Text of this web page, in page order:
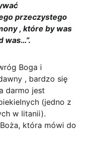
przeczystego
, które by was
was…”.
Boga i
, bardzo się
darmo jest
(jedno z
w litanii).
która mówi do